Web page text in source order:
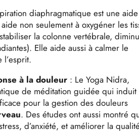
diaphragmatique est une aide
non seulement à oxygéner les
la colonne vertébrale,
Elle aide aussi à calmer le
l’esprit.
à la douleur : Le Yoga Nidra,
de méditation guidée qui induit
pour la gestion des douleurs
. Des études ont aussi montré
d’anxiété, et améliorer la